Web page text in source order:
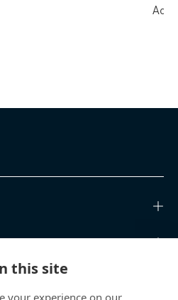
this site
your experience on our